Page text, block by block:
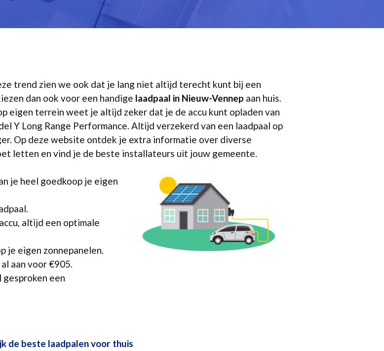
trend zien we ook dat je lang niet altijd terecht kunt bij een
dan ook voor een handige laadpaal in Nieuw-Vennep aan huis.
eigen terrein weet je altijd zeker dat je de accu kunt opladen van
Y Long Range Performance. Altijd verzekerd van een laadpaal op
Op deze website ontdek je extra informatie over diverse
letten en vind je de beste installateurs uit jouw gemeente.
je heel goedkoop je eigen
altijd een optimale
je eigen zonnepanelen.
aan voor €905.
een
de beste laadpalen voor thuis